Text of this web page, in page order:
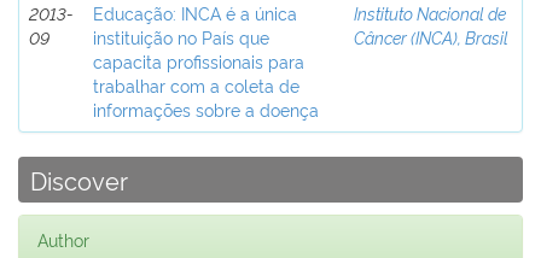
2013-
09
Educação: INCA é a única
instituição no País que
capacita profissionais para
trabalhar com a coleta de
informações sobre a doença
Instituto Nacional de
Câncer (INCA), Brasil
Discover
Author